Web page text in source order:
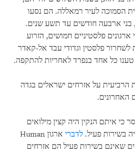
הסמוכה לעיר רמאללה. הם נסעו
ארבעה חודשים עד תשע שנים.
ארגונים פלסטיניים חמושים, הזרוע
פלסטין וגדודי עבד אל-קאדר
טענו כל אחד בנפרד לאחריות להתקפה.
הרביעית על אזרחים ישראלים בגדה
האחרונים.
כי איתם הנקין היה קצין מילואים
בשירות פעיל. לדברי ארגון Human
שאינם בשירות פעיל הם אזרחים